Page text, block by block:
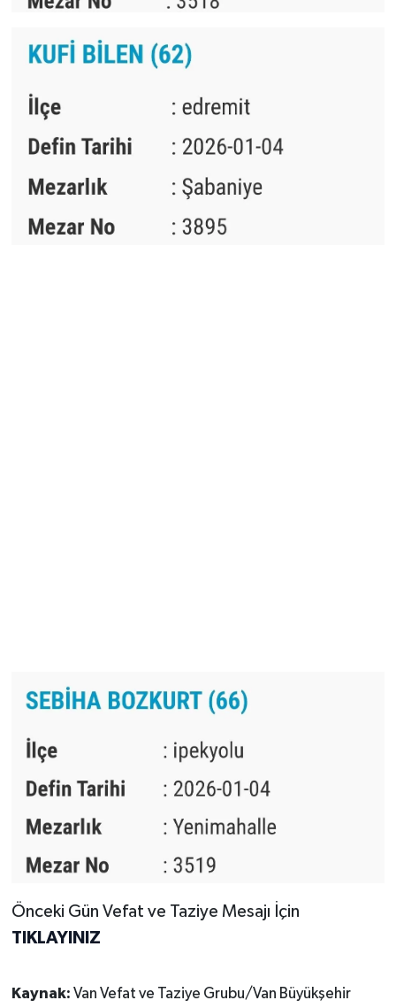
Önceki Gün Vefat ve Taziye Mesajı İçin
TIKLAYINIZ
Kaynak: Van Vefat ve Taziye Grubu/Van Büyükşehir